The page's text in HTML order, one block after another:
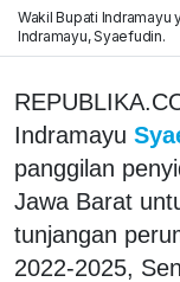
Wakil Bupati Indramayu
Indramayu, Syaefudin.
Indramayu
panggilan
Jawa Barat
tunjangan
2022-2025,